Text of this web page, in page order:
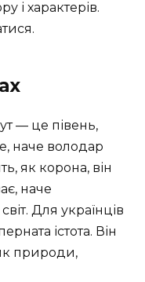
і характерів.
— це півень,
наче володар
як корона, він
наче
Для українців
істота. Він
природи,